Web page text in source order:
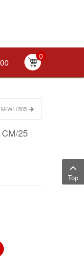
0
W11505
25
Top